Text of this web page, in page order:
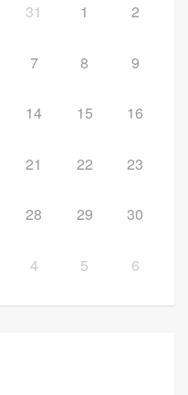
31 1 2
7 8 9
14 15 16
21 22 23
28 29 30
4 5 6